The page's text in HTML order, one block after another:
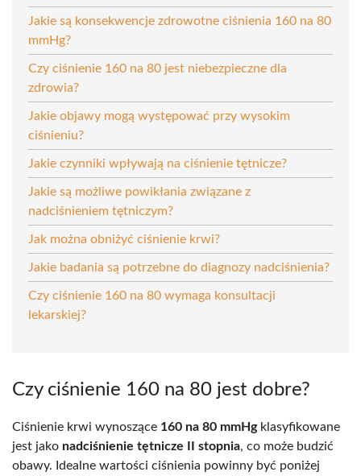
Jakie są konsekwencje zdrowotne ciśnienia 160 na 80
mmHg?
Czy ciśnienie 160 na 80 jest niebezpieczne dla
zdrowia?
Jakie objawy mogą występować przy wysokim
ciśnieniu?
Jakie czynniki wpływają na ciśnienie tętnicze?
Jakie są możliwe powikłania związane z
nadciśnieniem tętniczym?
Jak można obniżyć ciśnienie krwi?
Jakie badania są potrzebne do diagnozy nadciśnienia?
Czy ciśnienie 160 na 80 wymaga konsultacji
lekarskiej?
Czy ciśnienie 160 na 80 jest dobre?
Ciśnienie krwi wynoszące 160 na 80 mmHgklasyfikowane
jest jako nadciśnienie tętnicze II stopnia, co może budzić
obawy. Idealne wartości ciśnienia powinny być poniżej